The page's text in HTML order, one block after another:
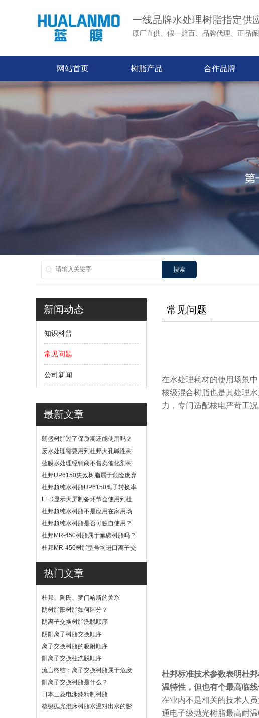
一线品牌水处理树脂指定供
原厂直供、假一赔百、品牌代理、正品
网站首页 树脂产品 合作品牌
搜索
新闻动态
知识科普
常见问题
公司新闻
最新文章
朗盛树脂过了保质期还能使用吗？
废水处理需要用到杜邦大孔碱性树
脂？
蓝膜水处理经销商不售卖催化剂树
脂
杜邦UP6150失效树脂属于危险废弃
物吗？
杜邦超纯水树脂UP6150离子转换率
高吗？
LED显示大屏制备环节会使用到杜
邦UP6040树脂吗？
杜邦超纯水树脂不是应用在家用场
景
杜邦超纯水树脂是否可独自使用？
杜邦MR-450树脂属于氟碳树脂吗？
杜邦MR-450树脂型号均进口离子交
热门文章
杜邦、陶氏、罗门哈斯的关系
阴树脂阳树脂如何区分？
阴离子交换树脂洗脱顺序
阴阳离子树脂交换顺序
离子交换树脂的吸附顺序
阳离子交换柱洗脱顺序
流言终结：离子交换树脂属于危废
吗
阳离子交换树脂是什么？
日本三菱电泳漆精制树脂
核级抛光混床树脂水温对出水的影
常见问题
在水处理耗材的使用场景
核级混合树脂也是其处理
力，专门适配核电严苛工
杜邦标准技术参数表明杜
温特性，但也有个最高临
在业内不是相关的技术人
通电子级抛光树脂最高耐